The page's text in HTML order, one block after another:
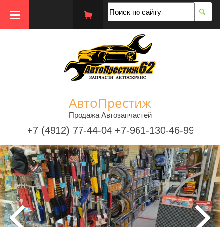
АвтоПрестиж
Продажа Автозапчастей
+7 (4912) 77-44-04 +7-961-130-46-99